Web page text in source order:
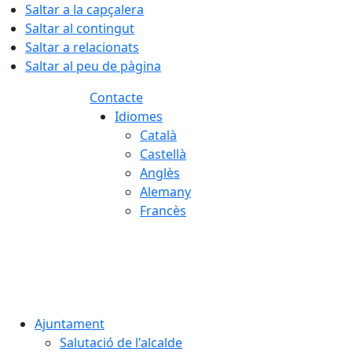
Saltar a la capçalera
Saltar al contingut
Saltar a relacionats
Saltar al peu de pàgina
Contacte
Idiomes
Català
Castellà
Anglès
Alemany
Francès
Ajuntament
Salutació de l'alcalde